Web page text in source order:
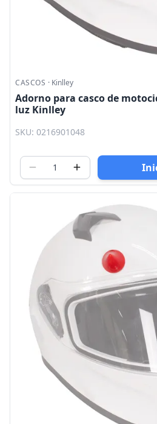
CASCOS · Kinlley
Adorno para casco de
luz Kinlley
SKU: 0216901048